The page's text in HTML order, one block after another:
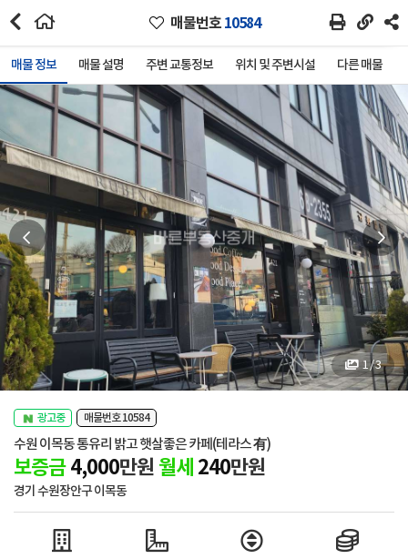
매물번호10584
매물 정보 매물 설명 주변 교통정보 위치 및 주변시설 다른 매물
1 / 3
광고중 매물번호 10584
수원 이목동 통유리 밝고 햇살좋은 카페(테라스 有)
보증금 4,000만원월세 240만원
경기 수원장안구 이목동